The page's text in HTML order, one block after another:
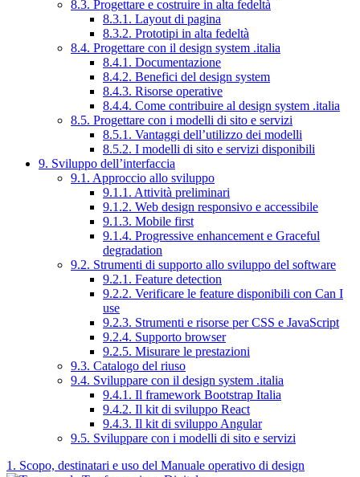
8.3. Progettare e costruire in alta fedeltà
8.3.1. Layout di pagina
8.3.2. Prototipi in alta fedeltà
8.4. Progettare con il design system .italia
8.4.1. Documentazione
8.4.2. Benefici del design system
8.4.3. Risorse operative
8.4.4. Come contribuire al design system .italia
8.5. Progettare con i modelli di sito e servizi
8.5.1. Vantaggi dell’utilizzo dei modelli
8.5.2. I modelli di sito e servizi disponibili
9. Sviluppo dell’interfaccia
9.1. Approccio allo sviluppo
9.1.1. Attività preliminari
9.1.2. Web design responsivo e accessibile
9.1.3. Mobile first
9.1.4. Progressive enhancement e Graceful
degradation
9.2. Strumenti di supporto allo sviluppo del software
9.2.1. Feature detection
9.2.2. Verificare le feature disponibili con Can I
use
9.2.3. Strumenti e risorse per CSS e JavaScript
9.2.4. Supporto browser
9.2.5. Misurare le prestazioni
9.3. Catalogo del riuso
9.4. Sviluppare con il design system .italia
9.4.1. Il framework Bootstrap Italia
9.4.2. Il kit di sviluppo React
9.4.3. Il kit di sviluppo Angular
9.5. Sviluppare con i modelli di sito e servizi
1. Scopo, destinatari e uso del Manuale operativo di design